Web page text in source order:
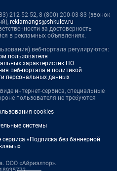
212-52-52, 8 (800) 200-03-83 (звонок
reklamangs@shkulev.ru
за достоверность
в рекламных объявлениях.
веб-портала регулируются:
пользователя
характеристик ПО
веб-портала и политикой
персональных данных
интернет-сервиса, специальные
пользователя не требуются
cookies
системы
«Подписка без баннерной